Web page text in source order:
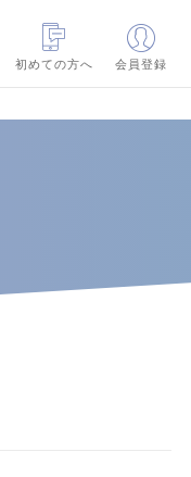
初めての方へ
会員登録